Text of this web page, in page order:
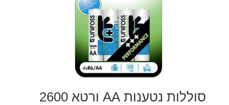
סוללות נטענות AA ורטא 2600